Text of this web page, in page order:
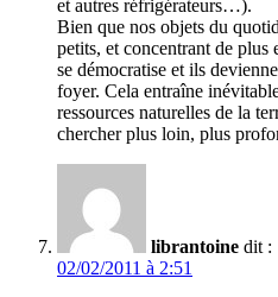
et autres réfrigérateurs…).
Bien que nos objets du
petits, et concentrant de plus
se démocratise et ils
foyer. Cela entraîne
ressources naturelles de la
chercher plus loin, plus
librantoine dit :
02/02/2011 à 2:51